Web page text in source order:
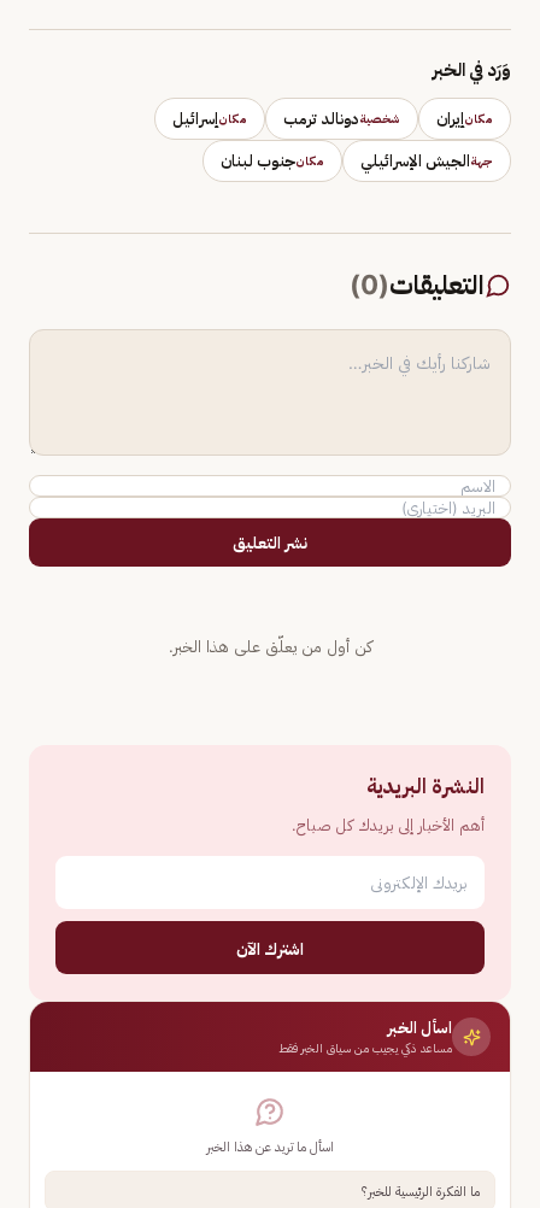
وَرَد في الخبر
مكانإيران شخصيةدونالد ترمب مكانإسرائيل
جهةالجيش الإسرائيلي مكانجنوب لبنان
التعليقات(
0
)
نشر التعليق
كن أول من يعلّق على هذا الخبر.
النشرة البريدية
أهم الأخبار إلى بريدك كل صباح.
اشترك الآن
اسأل الخبر
مساعد ذكي يجيب من سياق الخبر فقط
اسأل ما تريد عن هذا الخبر
ما الفكرة الرئيسية للخبر؟